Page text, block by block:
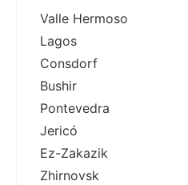
Valle Hermoso
Lagos
Consdorf
Bushir
Pontevedra
Jericó
Ez-Zakazik
Zhirnovsk